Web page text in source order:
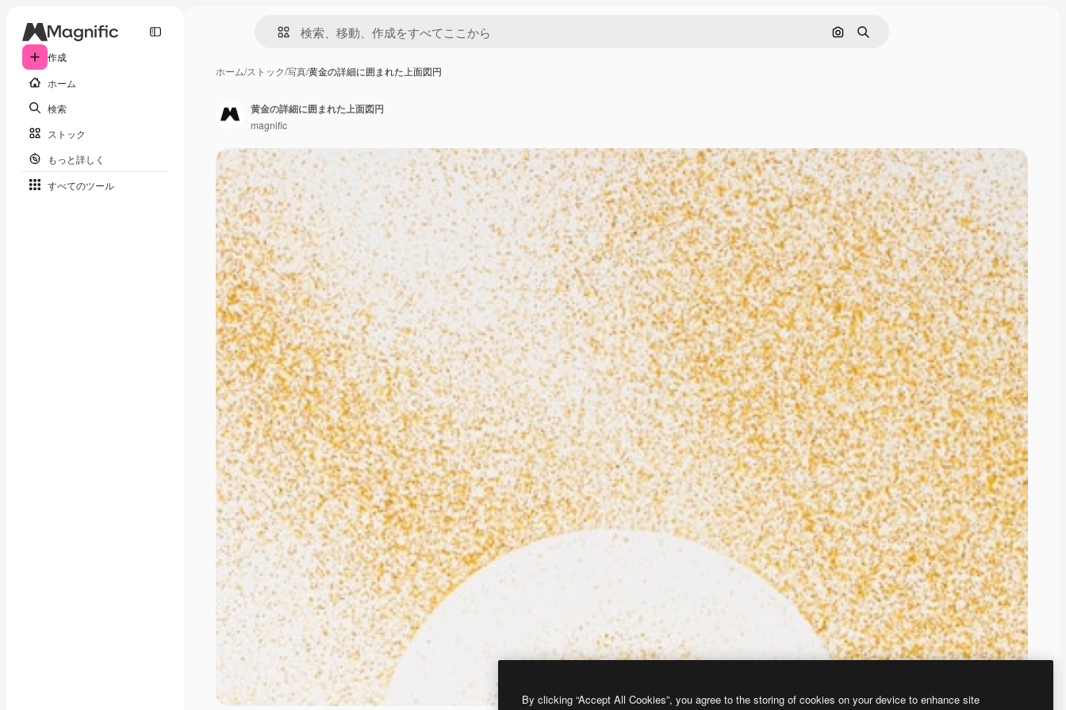
作成
ホーム
検索
ストック
もっと詳しく
すべてのツール
画像で検索
検索
ホーム/ストック/写真/黄金の詳細に囲まれた上面図円
黄金の詳細に囲まれた上面図円
magnific
By clicking “Accept All Cookies”, you agree to the storing of cookies on your device to enhance site